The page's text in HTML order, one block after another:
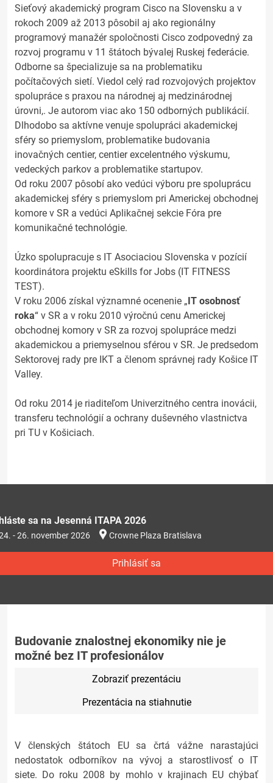
Sieťový akademický program Cisco na Slovensku a v
rokoch 2009 až 2013 pôsobil aj ako regionálny
programový manažér spoločnosti Cisco zodpovedný za
rozvoj programu v 11 štátoch bývalej Ruskej federácie.
Odborne sa špecializuje sa na problematiku
počítačových sietí. Viedol celý rad rozvojových projektov
spolupráce s praxou na národnej aj medzinárodnej
úrovni,. Je autorom viac ako 150 odborných publikácií.
Dlhodobo sa aktívne venuje spolupráci akademickej
sféry so priemyslom, problematike budovania
inovačných centier, centier excelentného výskumu,
vedeckých parkov a problematike startupov.
Od roku 2007 pôsobí ako vedúci výboru pre spoluprácu
akademickej sféry s priemyslom pri Americkej obchodnej
komore v SR a vedúci Aplikačnej sekcie Fóra pre
komunikačné technológie.
Úzko spolupracuje s IT Asociaciou Slovenska v pozícií
koordinátora projektu eSkills for Jobs (IT FITNESS
TEST).
V roku 2006 získal významné ocenenie „IT osobnosť
roka“ v SR a v roku 2010 výročnú cenu Americkej
obchodnej komory v SR za rozvoj spolupráce medzi
akademickou a priemyselnou sférou v SR. Je predsedom
Sektorovej rady pre IKT a členom správnej rady Košice IT
Valley.
Od roku 2014 je riaditeľom Univerzitného centra inovácii,
transferu technológií a ochrany duševného vlastnictva
pri TU v Košiciach.
sa na Jesenná ITAPA 2026
- 26. november 2026 Crowne Plaza Bratislava
Prihlásiť sa
Budovanie znalostnej ekonomiky nie je
možné bez IT profesionálov
Zobraziť prezentáciu
Prezentácia na stiahnutie
V členských štátoch EU sa črtá vážne narastajúci
nedostatok odborníkov na vývoj a starostlivosť o IT
siete. Do roku 2008 by mohlo v krajinach EU chýbať